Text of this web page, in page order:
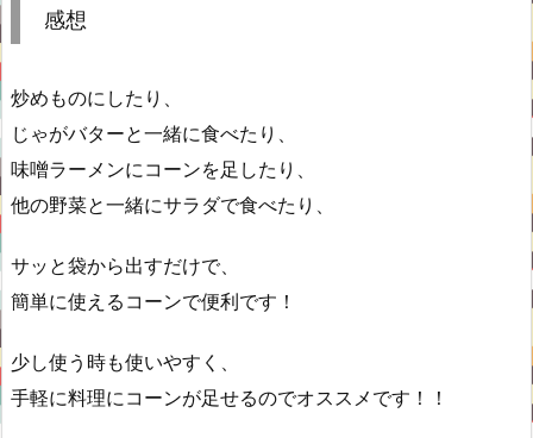
感想
炒めものにしたり、
じゃがバターと一緒に食べたり、
味噌ラーメンにコーンを足したり、
他の野菜と一緒にサラダで食べたり、
サッと袋から出すだけで、
簡単に使えるコーンで便利です！
少し使う時も使いやすく、
手軽に料理にコーンが足せるのでオススメです！！